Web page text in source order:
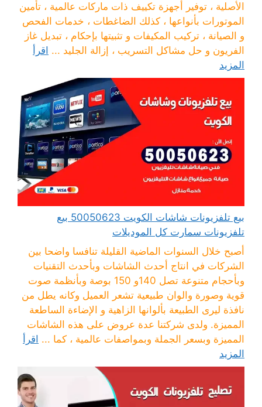
الأصلية ، توفير أجهزة تكييف ذات ماركات عالمية ، تأمين
الموتورات بأنواعها ، كذلك الضاغطات ، خدمات الفحص
و الصيانة ، تركيب المكيفات و تثبيتها بإحكام ، تبديل غاز
الفريون و حل مشاكل التسريب ، إزالة الجليد ... اقرأ
المزيد
بيع تلفزيونات شاشات الكويت 50050623 بيع
تلفزيونات سمارت كل الموديلات
أصبح خلال السنوات الماضية القليلة تنافسا واضحا بين
الشركات في انتاج أحدث الشاشات وبأحدث التقنيات
وبأحجام متنوعة تصل 140و 150 بوصة وبأنظمة صوت
قوية وصورة والوان طبيعية تشعر العميل وكانه يطل من
نافذة ليرى الطبيعة بألوانها الزاهية و الإضاءة الساطعة
المميزة. ولدى شركتنا عدة عروض على هذه الشاشات
المميزة وبسعر الجملة وبمواصفات عالمية ، كما ... اقرأ
المزيد